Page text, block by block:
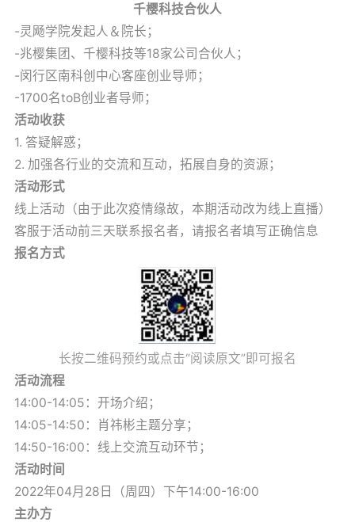
千樱科技合伙人
-灵飏学院发起人＆院长；
-兆樱集团、千樱科技等18家公司合伙人；
-闵行区南科创中心客座创业导师；
-1700名toB创业者导师；
活动收获
1. 答疑解惑；
2. 加强各行业的交流和互动，拓展自身的资源；
活动形式
线上活动（由于此次疫情缘故，本期活动改为线上直播）
客服于活动前三天联系报名者，请报名者填写正确信息
报名方式
长按二维码预约或点击“阅读原文”即可报名
活动流程
14:00-14:05：开场介绍；
14:05-14:50：肖祎彬主题分享；
14:50-16:00：线上交流互动环节；
活动时间
2022年04月28日（周四）下午14:00-16:00
主办方